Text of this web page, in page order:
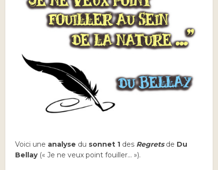
Voici une analyse du sonnet 1 des Regretsde Du
Bellay (« Je ne veux point fouiller… »).